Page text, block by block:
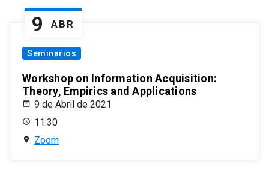
9 ABR
Seminarios
Workshop on Information Acquisition:
Theory, Empirics and Applications
9 de Abril de 2021
11:30
Zoom